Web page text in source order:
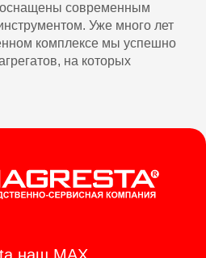
современным
Уже много лет
комплексе мы успешно
на которых